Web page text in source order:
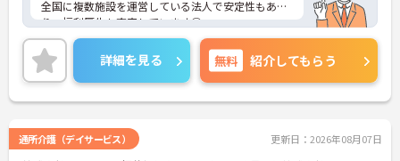
す。
・残業少なめの環境に加え、年間17日ものリフレッ
シュ休暇が用意されておりプライベートの時間を大
切にできます。
全国に複数施設を運営している法人で安定性もあ
り、福利厚生も充実しています◎
丁寧な研修と万全のサポートがあるので、安心して
ご就業頂けます♪
ご興味のある方には、面接対策ポイントなど、さら
に詳細をお話しいたしますのでお気軽にご相談くだ
さい！
詳細を見る 無料 紹介してもらう
通所介護（デイサービス） 更新日：2026年08月07日